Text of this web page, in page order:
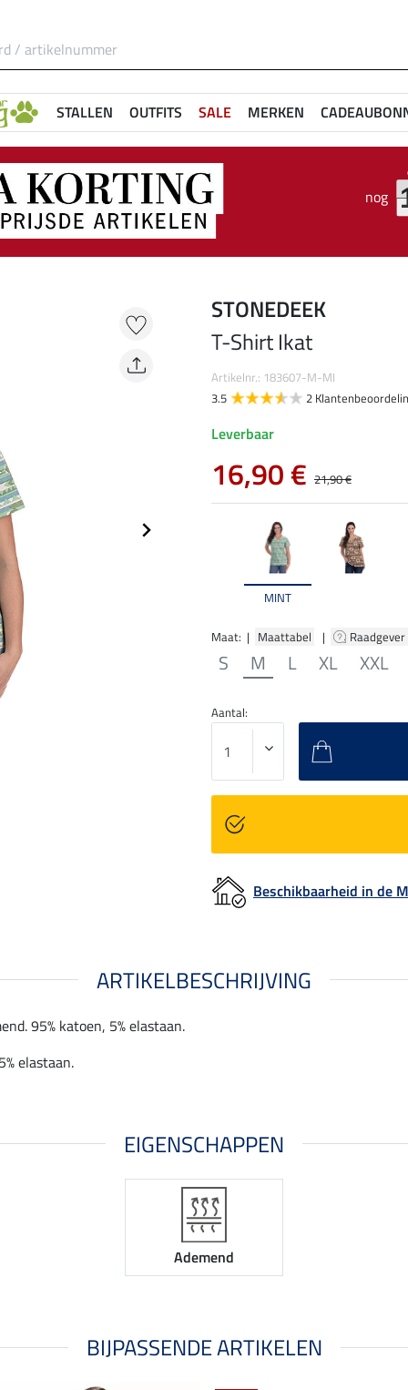
STALLEN OUTFITS SALE MERKEN
nog
MINT
Maat: | Maattabel | Raadgever
S M L XL XXL
STONEDEEK
T-Shirt Ikat
Artikelnr.: 183607-M-MI
3.5
2
Leverbaar
16,90 € 21,90 €
Aantal:
Beschikbaarheid in de
ARTIKELBESCHRIJVING
95% katoen, 5% elastaan.
elastaan.
EIGENSCHAPPEN
Ademend
BIJPASSENDE ARTIKELEN